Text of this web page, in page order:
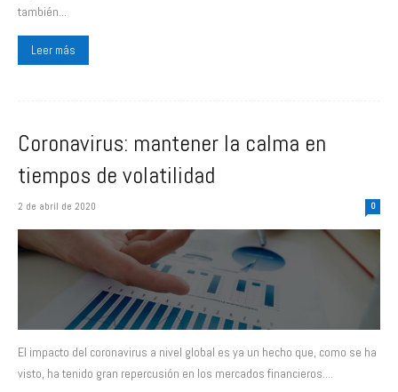
también...
Leer más
Coronavirus: mantener la calma en
tiempos de volatilidad
2 de abril de 2020 0
El impacto del coronavirus a nivel global es ya un hecho que, como se ha
visto, ha tenido gran repercusión en los mercados financieros....